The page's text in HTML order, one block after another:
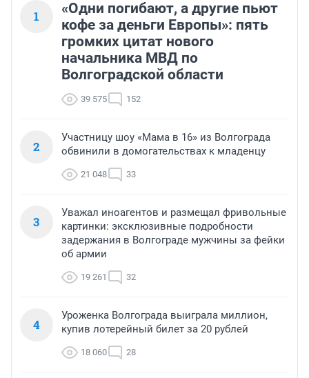
1
«Одни погибают, а другие пьют
кофе за деньги Европы»: пять
громких цитат нового
начальника МВД по
Волгоградской области
39 575 152
2
Участницу шоу «Мама в 16» из Волгограда
обвинили в домогательствах к младенцу
21 048 33
3
Уважал иноагентов и размещал фривольные
картинки: эксклюзивные подробности
задержания в Волгограде мужчины за фейки
об армии
19 261 32
4
Уроженка Волгограда выиграла миллион,
купив лотерейный билет за 20 рублей
18 060 28